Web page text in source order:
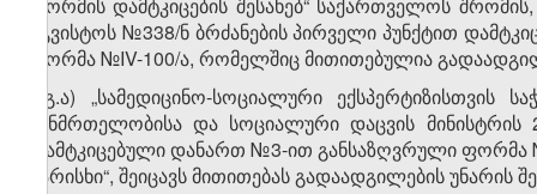
ფორმის დამტკიცების შესახებ“ საქართველოს
აგვისტოს №338/ნ ბრძანების პირველი პუნქტით
ფორმა №IV-100/ა, რომელშიც მითითებულია
გ.ა) „სამედიცინო-სოციალური ექსპერტიზისთვის
ჯანმრთელობისა და სოციალური დაცვის
დამტკიცებული დანართ №3-ით განსაზღვრული ფორმა
ხარისხი“, შეიცავს მითითებას გადაადგილების უნარის